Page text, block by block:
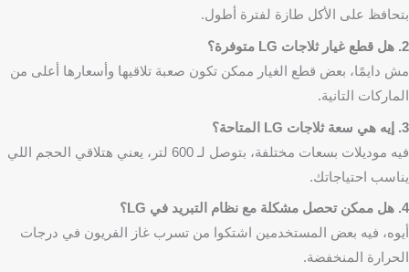
بتحافظ على الأكل طازة لفترة أطول.
2. هل قطع غيار ثلاجات LG متوفرة؟
مش دايمًا، بعض قطع الغيار ممكن تكون صعبة تلاقيها وأسعارها أعلى من
الماركات التانية.
3. إيه هي سعة ثلاجات LG المتاحة؟
فيه موديلات بسعات مختلفة، بتوصل لـ 600 لتر، يعني هتلاقي الحجم اللي
يناسب احتياجاتك.
4. هل ممكن تحصل مشكلة مع نظام التبريد في LG؟
أيوه، فيه بعض المستخدمين اشتكوا من تسرب غاز الفريون في درجات
الحرارة المنخفضة.